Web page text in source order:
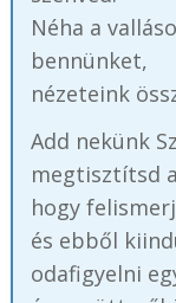
Néha a
bennünket,
nézeteink
Add nekünk
megtisztítsd
hogy
és ebből
odafigyelni